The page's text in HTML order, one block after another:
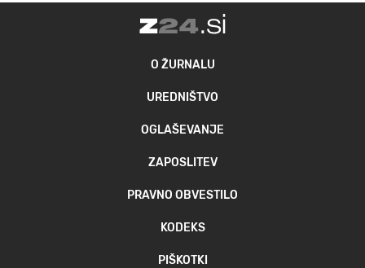
O ŽURNALU
UREDNIŠTVO
OGLAŠEVANJE
ZAPOSLITEV
PRAVNO OBVESTILO
KODEKS
PIŠKOTKI